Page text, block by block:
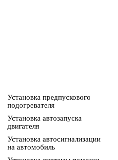
Установка предпускового
подогревателя
Установка автозапуска
двигателя
Установка автосигнализации
на автомобиль